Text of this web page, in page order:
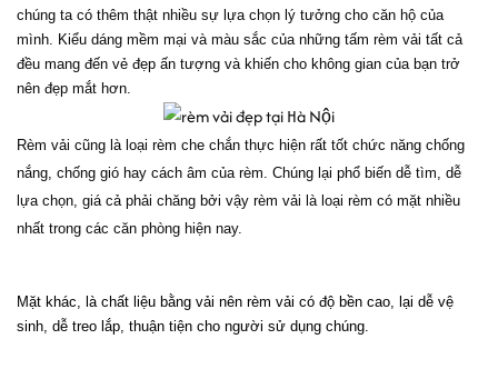
chúng ta có thêm thật nhiều sự lựa chọn lý tưởng cho căn hộ của
mình. Kiểu dáng mềm mại và màu sắc của những tấm rèm vải tất cả
đều mang đến vẻ đẹp ấn tượng và khiến cho không gian của bạn trở
nên đẹp mắt hơn.
Rèm vải cũng là loại rèm che chắn thực hiện rất tốt chức năng chống
nắng, chống gió hay cách âm của rèm. Chúng lại phổ biến dễ tìm, dễ
lựa chọn, giá cả phải chăng bởi vậy rèm vải là loại rèm có mặt nhiều
nhất trong các căn phòng hiện nay.
Mặt khác, là chất liệu bằng vải nên rèm vải có độ bền cao, lại dễ vệ
sinh, dễ treo lắp, thuận tiện cho người sử dụng chúng.